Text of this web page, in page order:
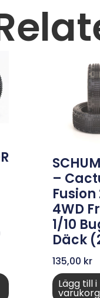
–
Fusion
4WD
1/10
Däck
135,00 kr
Lägg till i
varukorg